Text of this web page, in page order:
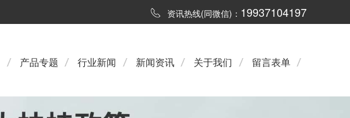
资讯热线(同微信)： 19937104197
产品专题 行业新闻 新闻资讯 关于我们 留言表单